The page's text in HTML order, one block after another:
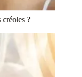
créoles ?